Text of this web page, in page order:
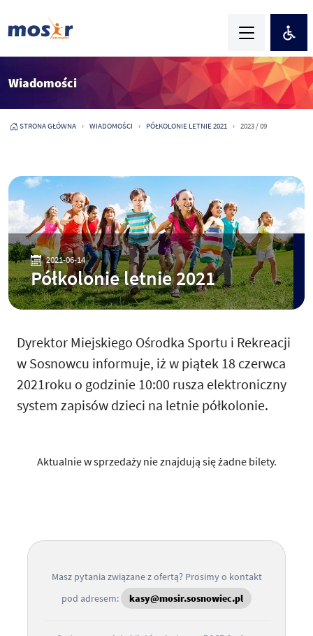
Wiadomości
STRONA GŁÓWNA WIADOMOŚCI PÓŁKOLONIE LETNIE 2021 2023 / 09
2021-06-14
Półkolonie letnie 2021
Dyrektor Miejskiego Ośrodka Sportu i Rekreacji
w Sosnowcu informuje, iż w piątek 18 czerwca
2021roku o godzinie 10:00 rusza elektroniczny
system zapisów dzieci na letnie półkolonie.
Aktualnie w sprzedaży nie znajdują się żadne bilety.
Masz pytania związane z ofertą? Prosimy o kontakt
pod adresem:
kasy@mosir.sosnowiec.pl